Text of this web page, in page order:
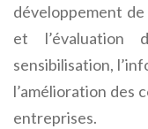
développement
et l’évaluation
sensibilisation,
l’amélioration des
entreprises.